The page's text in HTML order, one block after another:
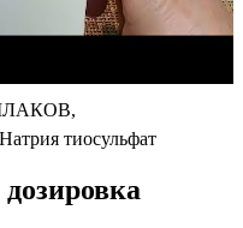
тиосульфат